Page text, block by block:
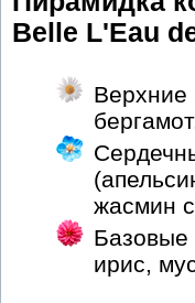
Belle L'Eau
Верхние
жасмин
Базовые
ирис,